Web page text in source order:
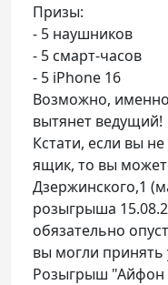
Призы:
- 5 наушников
- 5 смарт-часов
- 5 iPhone 16
Возможно,
вытянет ведущий!
Кстати, если вы
ящик, то вы
Дзержинского,1
розыгрыша
обязательно
вы могли принять
Розыгрыш "Айфон